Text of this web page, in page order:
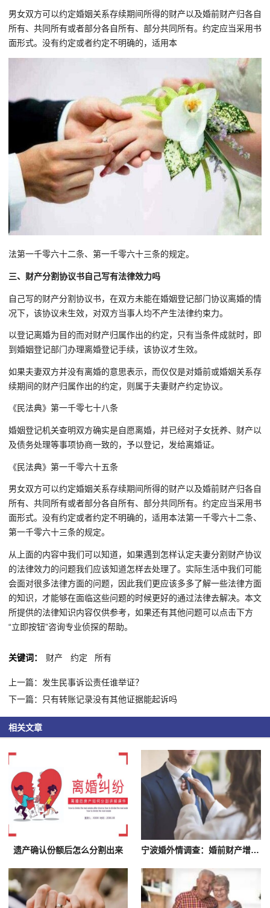
男女双方可以约定婚姻关系存续期间所得的财产以及婚前财产归各自
所有、共同所有或者部分各自所有、部分共同所有。约定应当采用书
面形式。没有约定或者约定不明确的，适用本
法第一千零六十二条、第一千零六十三条的规定。
三、财产分割协议书自己写有法律效力吗
自己写的财产分割协议书，在双方未能在婚姻登记部门协议离婚的情
况下，该协议未生效，对双方当事人均不产生法律约束力。
以登记离婚为目的而对财产归属作出的约定，只有当条件成就时，即
到婚姻登记部门办理离婚登记手续，该协议才生效。
如果夫妻双方并没有离婚的意思表示，而仅仅是对婚前或婚姻关系存
续期间的财产归属作出的约定，则属于夫妻财产约定协议。
《民法典》第一千零七十八条
婚姻登记机关查明双方确实是自愿离婚，并已经对子女抚养、财产以
及债务处理等事项协商一致的，予以登记，发给离婚证。
《民法典》第一千零六十五条
男女双方可以约定婚姻关系存续期间所得的财产以及婚前财产归各自
所有、共同所有或者部分各自所有、部分共同所有。约定应当采用书
面形式。没有约定或者约定不明确的，适用本法第一千零六十二条、
第一千零六十三条的规定。
从上面的内容中我们可以知道，如果遇到怎样认定夫妻分割财产协议
的法律效力的问题我们应该知道怎样去处理了。实际生活中我们可能
会面对很多法律方面的问题，因此我们更应该多多了解一些法律方面
的知识，才能够在面临这些问题的时候更好的通过法律去解决。本文
所提供的法律知识内容仅供参考，如果还有其他问题可以点击下方
“立即按钮”咨询专业侦探的帮助。
关键词： 财产 约定 所有
上一篇：发生民事诉讼责任谁举证？
下一篇：只有转账记录没有其他证据能起诉吗
相关文章
遗产确认份额后怎么分割出来 宁波婚外情调查：婚前财产增值离婚时怎样分割